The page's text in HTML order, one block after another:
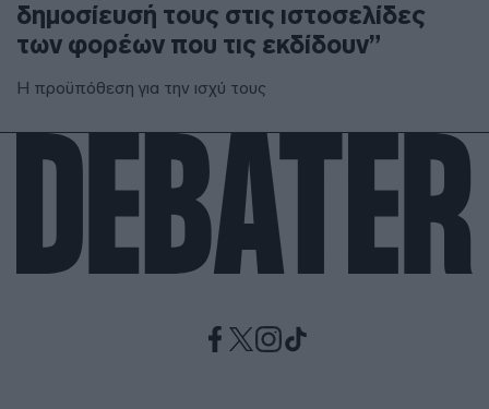
δημοσίευσή τους στις ιστοσελίδες
των φορέων που τις εκδίδουν”
Η προϋπόθεση για την ισχύ τους